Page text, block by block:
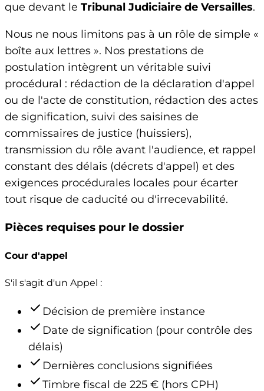
que devant le Tribunal Judiciaire de Versailles.
Nous ne nous limitons pas à un rôle de simple «
boîte aux lettres ». Nos prestations de
postulation intègrent un véritable suivi
procédural : rédaction de la déclaration d'appel
ou de l'acte de constitution, rédaction des actes
de signification, suivi des saisines de
commissaires de justice (huissiers),
transmission du rôle avant l'audience, et rappel
constant des délais (décrets d'appel) et des
exigences procédurales locales pour écarter
tout risque de caducité ou d'irrecevabilité.
Pièces requises pour le dossier
Cour d'appel
S'il s'agit d'un Appel :
check Décision de première instance
check Date de signification (pour contrôle des
délais)
check Dernières conclusions signifiées
checkTimbre fiscal de 225 € (hors CPH)